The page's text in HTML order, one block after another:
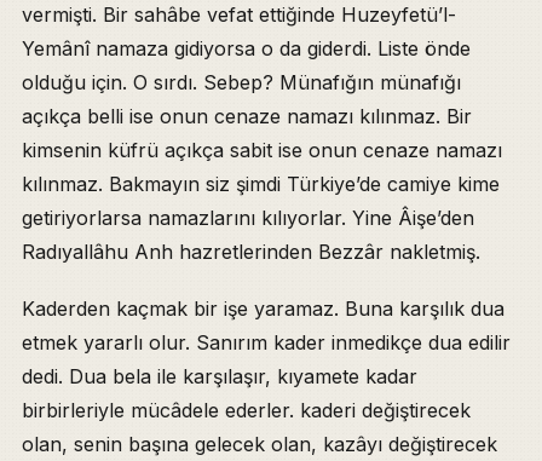
vermişti. Bir sahâbe vefat ettiğinde Huzeyfetü’l-
Yemânî namaza gidiyorsa o da giderdi. Liste önde
olduğu için. O sırdı. Sebep? Münafığın münafığı
açıkça belli ise onun cenaze namazı kılınmaz. Bir
kimsenin küfrü açıkça sabit ise onun cenaze namazı
kılınmaz. Bakmayın siz şimdi Türkiye’de camiye kime
getiriyorlarsa namazlarını kılıyorlar. Yine Âişe’den
Radıyallâhu Anh hazretlerinden Bezzâr nakletmiş.
Kaderden kaçmak bir işe yaramaz. Buna karşılık dua
etmek yararlı olur. Sanırım kader inmedikçe dua edilir
dedi. Dua bela ile karşılaşır, kıyamete kadar
birbirleriyle mücâdele ederler. kaderi değiştirecek
olan, senin başına gelecek olan, kazâyı değiştirecek